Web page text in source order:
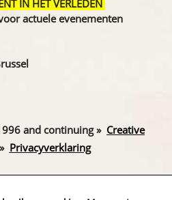
IN HET VERLEDEN
actuele evenementen
and continuing » Creative
Privacyverklaring